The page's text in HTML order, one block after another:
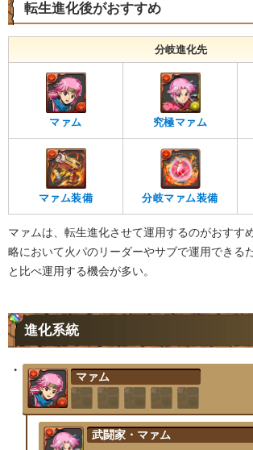
転生進化後がおすすめ
分岐進化先
マァム 究極マァム
マァム装備 分岐マァム装備
マァムは、転生進化させて運用するのがおすす
略において火パのリーダーやサブで運用できる
と比べ運用する機会が多い。
進化系統
マァム
武闘家・マァム